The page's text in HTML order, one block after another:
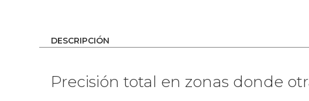
DESCRIPCIÓN
Precisión total en zonas donde